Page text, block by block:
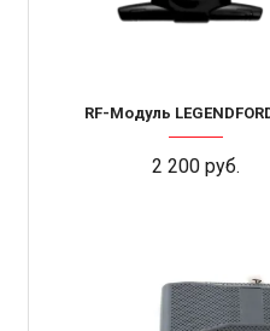
RF-Модуль
2 200 руб.